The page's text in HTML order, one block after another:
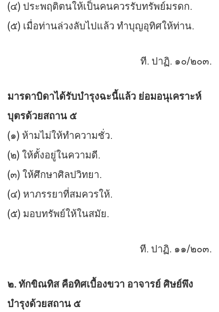
(๔) ประพฤติตนให้เป็นคนควรรับทรัพย์มรดก.
(๕) เมื่อท่านล่วงลับไปแล้ว ทำบุญอุทิศให้ท่าน.
ที. ปาฏิ. ๑๐/๒๐๓.
มารดาบิดาได้รับบำรุงฉะนี้แล้ว ย่อมอนุเคราะห์
บุตรด้วยสถาน ๕
(๑) ห้ามไม่ให้ทำความชั่ว.
(๒) ให้ตั้งอยู่ในความดี.
(๓) ให้ศึกษาศิลปวิทยา.
(๔) หาภรรยาที่สมควรให้.
(๕) มอบทรัพย์ให้ในสมัย.
ที. ปาฏิ. ๑๑/๒๐๓.
๒. ทักขิณทิส คือทิศเบื้องขวา อาจารย์ ศิษย์พึง
บำรุงด้วยสถาน ๕